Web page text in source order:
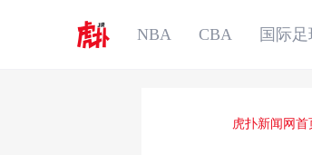
NBA CBA 国际足
虎扑新闻网首